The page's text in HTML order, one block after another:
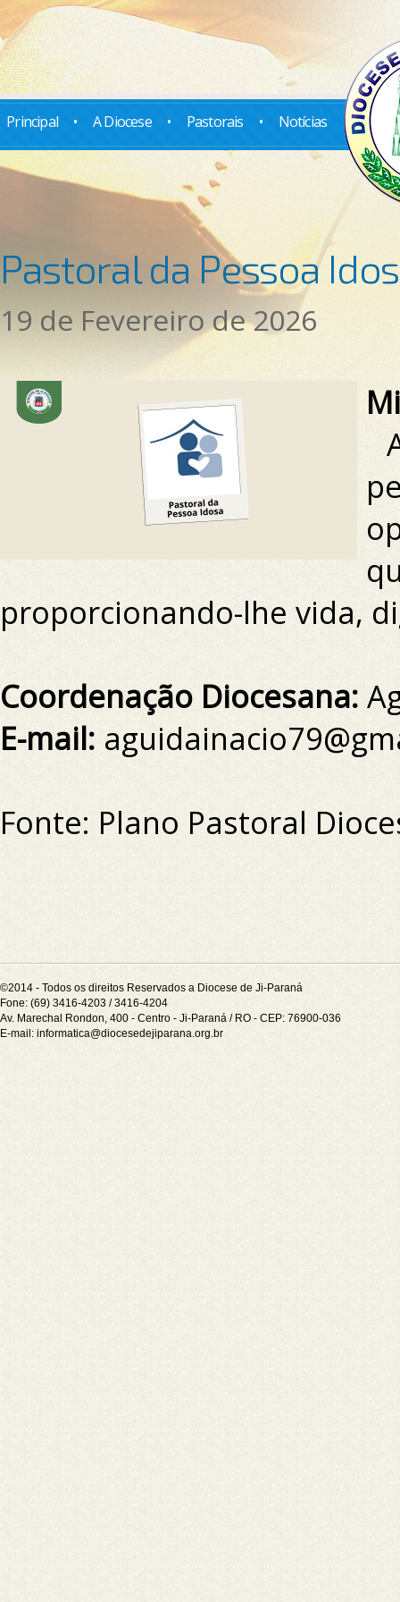
Principal • A Diocese • Pastorais • Notícias
Pastoral da Pessoa
19 de Fevereiro de 2026
proporcionando-lhe vida,
Coordenação Diocesana:
E-mail:
Fonte: Plano Pastoral
©2014 - Todos os direitos Reservados a Diocese de Ji-Paraná
Fone: (69) 3416-4203 / 3416-4204
Av. Marechal Rondon, 400 - Centro - Ji-Paraná / RO - CEP: 76900-036
E-mail: informatica@diocesedejiparana.org.br